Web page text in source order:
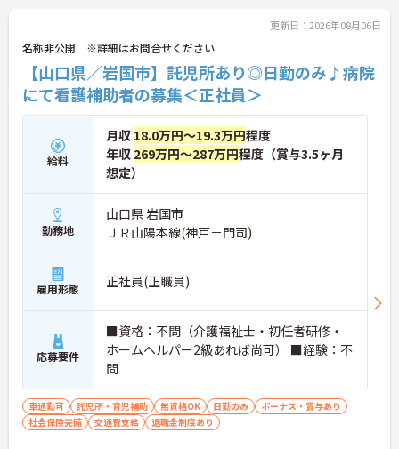
ご興味がある方は是非一度マイナビまでお問合せく更新日：2026年08月06日
名称非公開 ※詳細はお問合せください
【山口県／岩国市】託児所あり◎日勤のみ♪病院
にて看護補助者の募集＜正社員＞
給料
月収 18.0万円～19.3万円程度
年収 269万円～287万円程度（賞与3.5ヶ月
想定）
勤務地
山口県 岩国市
ＪＲ山陽本線(神戸－門司)
雇用形態 正社員(正職員)
応募要件
■資格：不問（介護福祉士・初任者研修・
ホームヘルパー2級あれば尚可） ■経験：不
問
車通勤可 託児所・育児補助 無資格OK 日勤のみ
ボーナス・賞与あり
社会保険完備
交通費支給 退職金制度あり